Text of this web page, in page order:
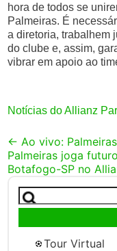
hora de todos se
Palmeiras. É
a diretoria, trabalhem
do clube e, assim,
vibrar em apoio ao
Notícias do Allianz
Post
navigation
← Ao vivo:
Palmeiras joga
Botafogo-SP no
Pesquisar
por:
Tour Virtual